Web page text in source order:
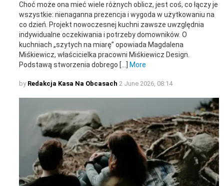
Choć może ona mieć wiele różnych oblicz, jest coś, co łączy je
wszystkie: nienaganna prezencja i wygoda w użytkowaniu na
co dzień. Projekt nowoczesnej kuchni zawsze uwzględnia
indywidualne oczekiwania i potrzeby domowników. O
kuchniach „szytych na miarę” opowiada Magdalena
Miśkiewicz, właścicielka pracowni Miśkiewicz Design.
Podstawą stworzenia dobrego […]
More
by Redakcja Kasa Na Obcasach 2 June 2026, 08:14